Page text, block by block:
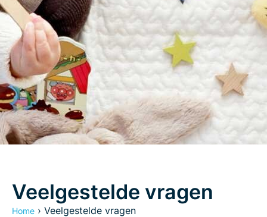
Veelgestelde vragen
Home › Veelgestelde vragen